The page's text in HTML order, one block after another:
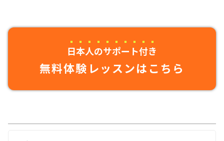
日本人のサポート付き
無料体験レッスンはこちら